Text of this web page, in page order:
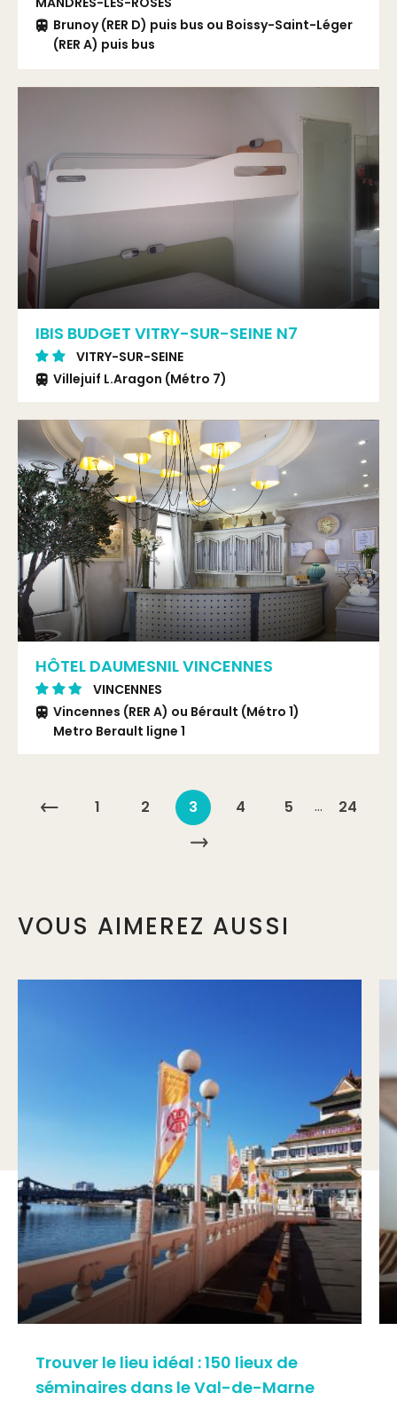
Brunoy (RER D) puis bus ou Boissy-Saint-Léger
(RER A) puis bus
CES
IBIS BUDGET VITRY-SUR-SEINE N7
VITRY-SUR-SEINE
Villejuif L.Aragon (Métro 7)
HÔTEL DAUMESNIL VINCENNES
VINCENNES
Vincennes (RER A) ou Bérault (Métro 1)
Metro Berault ligne 1
1 2 3 4 5 … 24
VOUS AIMEREZ AUSSI
Trouver le lieu idéal : 150 lieux de
séminaires dans le Val-de-Marne